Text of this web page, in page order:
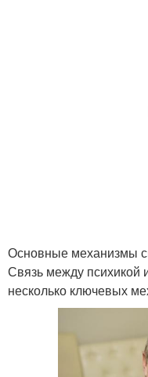
Основные механизмы
Связь между психикой
несколько ключевых